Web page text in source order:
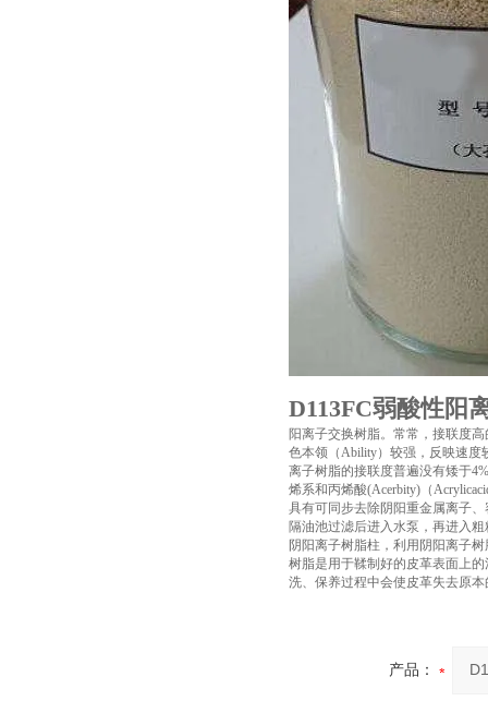
D113FC弱酸性阳
阳离子交换树脂。常常，接联度
色本领（Ability）较强，反映速度
离子树脂的接联度普遍没有矮于
烯系和丙烯酸(Acerbity)（
具有可同步去除阴阳重金属离子
隔油池过滤后进入水泵，再进入
阴阳离子树脂柱，利用阴阳离子
树脂是用于鞣制好的皮革表面上
洗、保养过程中会使皮革失去原
产品：